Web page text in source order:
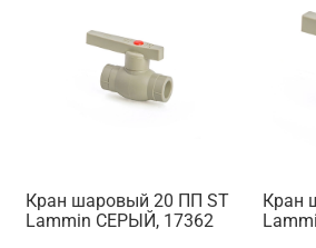
Кран шаровый 20 ПП ST
Lammin СЕРЫЙ, 17362
Кран